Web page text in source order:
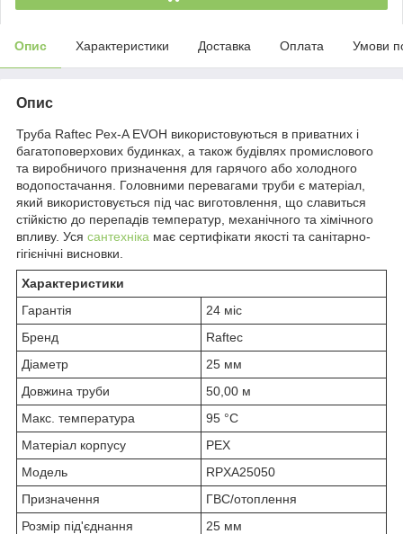
Опис Характеристики Доставка Оплата Умови
Опис
Труба Raftec Pex-A EVOH використовуються в приватних і
багатоповерхових будинках, а також будівлях промислового
та виробничого призначення для гарячого або холодного
водопостачання. Головними перевагами труби є матеріал,
який використовується під час виготовлення, що славиться
стійкістю до перепадів температур, механічного та хімічного
впливу. Уся сантехніка має сертифікати якості та санітарно-
гігієнічні висновки.
Характеристики
Гарантія
24 міс
Бренд
Raftec
Діаметр
25 мм
Довжина труби
50,00 м
Макс. температура
95 °C
Матеріал корпусу
PEX
Модель
RPXA25050
Призначення
ГВС/отоплення
Розмір під'єднання
25 мм